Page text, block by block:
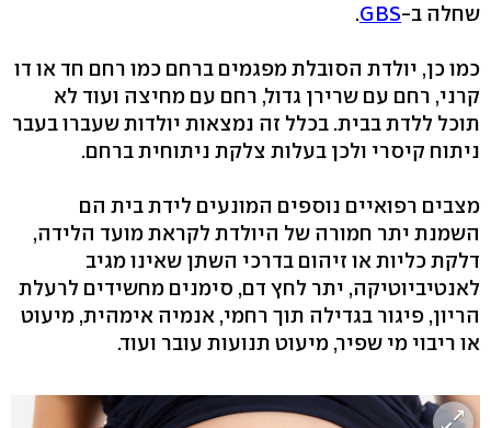
שחלה ב-GBS
.
כמו כן, יולדת הסובלת מפגמים ברחם כמו רחם חד או דו
קרני, רחם עם שרירן גדול, רחם עם מחיצה ועוד לא
תוכל ללדת בבית. בכלל זה נמצאות יולדות שעברו בעבר
ניתוח קיסרי ולכן בעלות צלקת ניתוחית ברחם.
מצבים רפואיים נוספים המונעים לידת בית הם
השמנת יתר חמורה של היולדת לקראת מועד הלידה,
דלקת כליות או זיהום בדרכי השתן שאינו מגיב
לאנטיביוטיקה, יתר לחץ דם, סימנים מחשידים לרעלת
הריון, פיגור בגדילה תוך רחמי, אנמיה אימהית, מיעוט
או ריבוי מי שפיר, מיעוט תנועות עובר ועוד.